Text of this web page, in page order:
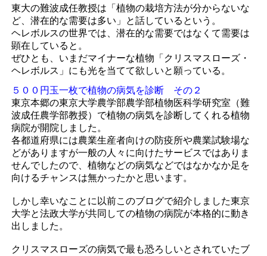
東大の難波成任教授は「植物の栽培方法が分からないな
ど、潜在的な需要は多い」と話しているという。
ヘレボルスの世界では、潜在的な需要ではなくて需要は
顕在していると。
ぜひとも、いまだマイナーな植物「クリスマスローズ・
ヘレボルス」にも光を当てて欲しいと願っている。
５００円玉一枚で植物の病気を診断 その２
東京本郷の東京大学農学部農学部植物医科学研究室（難
波成任農学部教授）で植物の病気を診断してくれる植物
病院が開院しました。
各都道府県には農業生産者向けの防疫所や農業試験場な
どがありますが一般の人々に向けたサービスではありま
せんでしたので、植物などの病気などではなかなか足を
向けるチャンスは無かったかと思います。
しかし幸いなことに以前このブログで紹介しました東京
大学と法政大学が共同しての植物の病院が本格的に動き
出しました。
クリスマスローズの病気で最も恐ろしいとされていたブ